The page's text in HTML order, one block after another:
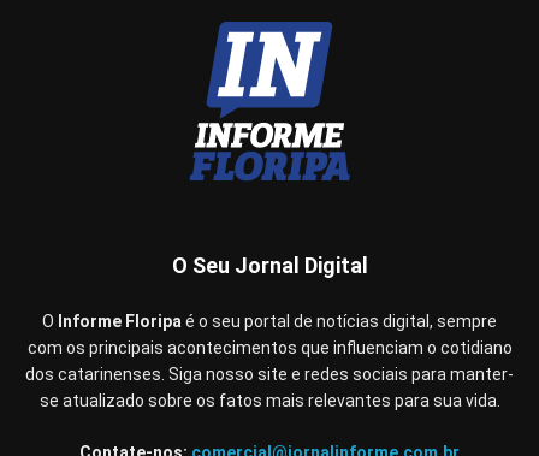
O Seu Jornal Digital
O Informe Floripaé o seu portal de notícias digital, sempre
com os principais acontecimentos que influenciam o cotidiano
dos catarinenses. Siga nosso site e redes sociais para manter-
se atualizado sobre os fatos mais relevantes para sua vida.